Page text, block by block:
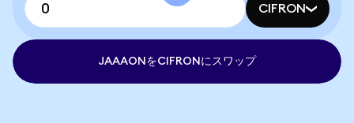
CIFRON
JAAAONをCIFRONにスワップ